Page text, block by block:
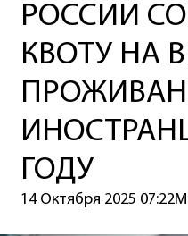
РОССИИ
КВОТУ НА
ГОДУ
14 Октября 2025 07:22